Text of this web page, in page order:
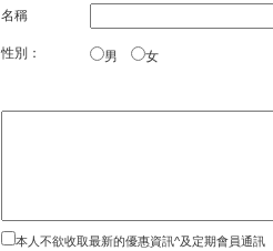
名稱
性別： 男 女
本人不欲收取最新的優惠資訊^及定期會員通訊